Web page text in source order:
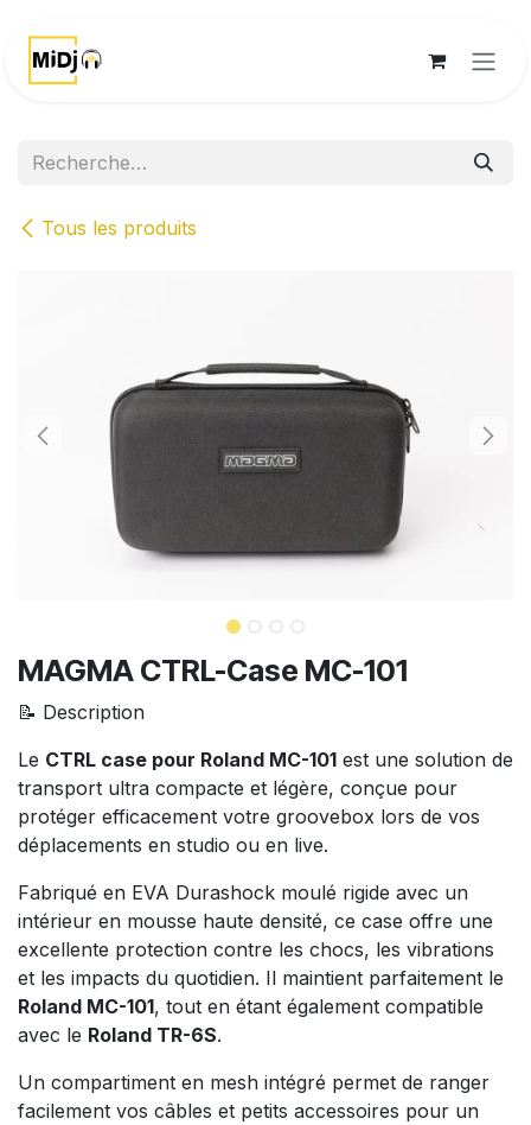
Tous les produits
MAGMA CTRL-Case MC-101
📝 Description
Le CTRL case pour Roland MC-101 est une solution de
transport ultra compacte et légère, conçue pour
protéger efficacement votre groovebox lors de vos
déplacements en studio ou en live.
Fabriqué en EVA Durashock moulé rigide avec un
intérieur en mousse haute densité, ce case offre une
excellente protection contre les chocs, les vibrations
et les impacts du quotidien. Il maintient parfaitement le
Roland MC-101, tout en étant également compatible
avec le Roland TR-6S.
Un compartiment en mesh intégré permet de ranger
facilement vos câbles et petits accessoires pour un